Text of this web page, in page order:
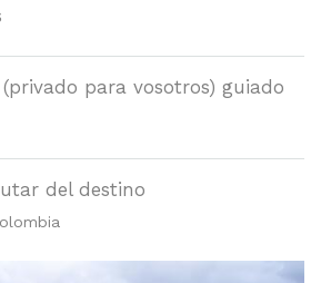
para vosotros) guiado
del destino